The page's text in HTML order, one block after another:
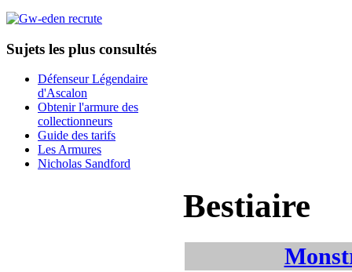
Sujets les plus consultés
Défenseur Légendaire
d'Ascalon
Obtenir l'armure des
collectionneurs
Guide des tarifs
Les Armures
Nicholas Sandford
Bestiaire